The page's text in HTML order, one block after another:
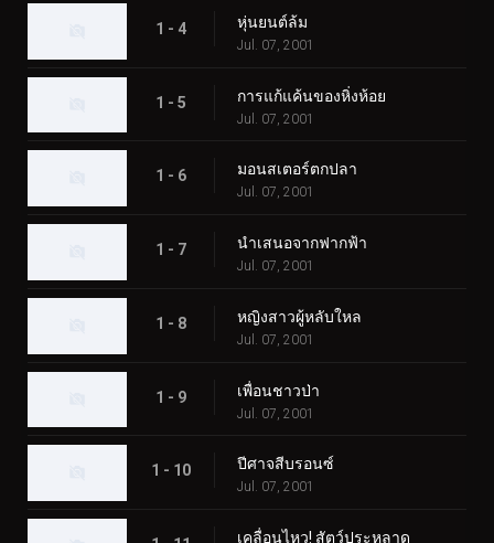
1 - 4 หุ่นยนต์ล้ม
Jul. 07, 2001
1 - 5 การแก้แค้นของหิ่งห้อย
Jul. 07, 2001
1 - 6 มอนสเตอร์ตกปลา
Jul. 07, 2001
1 - 7 นำเสนอจากฟากฟ้า
Jul. 07, 2001
1 - 8 หญิงสาวผู้หลับใหล
Jul. 07, 2001
1 - 9 เพื่อนชาวป่า
Jul. 07, 2001
1 - 10 ปีศาจสีบรอนซ์
Jul. 07, 2001
เคลื่อนไหว! สัตว์ประหลาด